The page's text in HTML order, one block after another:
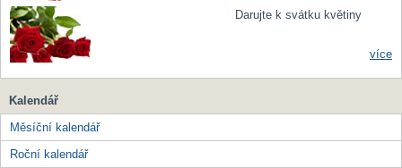
Darujte k svátku květiny
více
Kalendář
Měsíční kalendář
Roční kalendář